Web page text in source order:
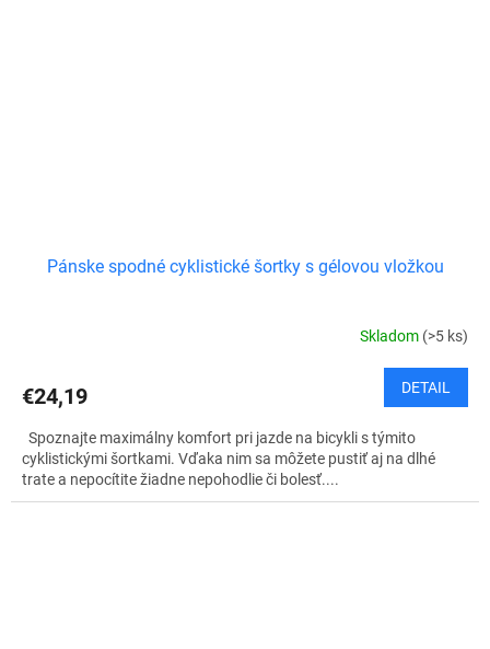
Pánske spodné cyklistické šortky s gélovou vložkou
Skladom (>5 ks)
€24,19 DETAIL
Spoznajte maximálny komfort pri jazde na bicykli s týmito
cyklistickými šortkami. Vďaka nim sa môžete pustiť aj na dlhé
trate a nepocítite žiadne nepohodlie či bolesť....